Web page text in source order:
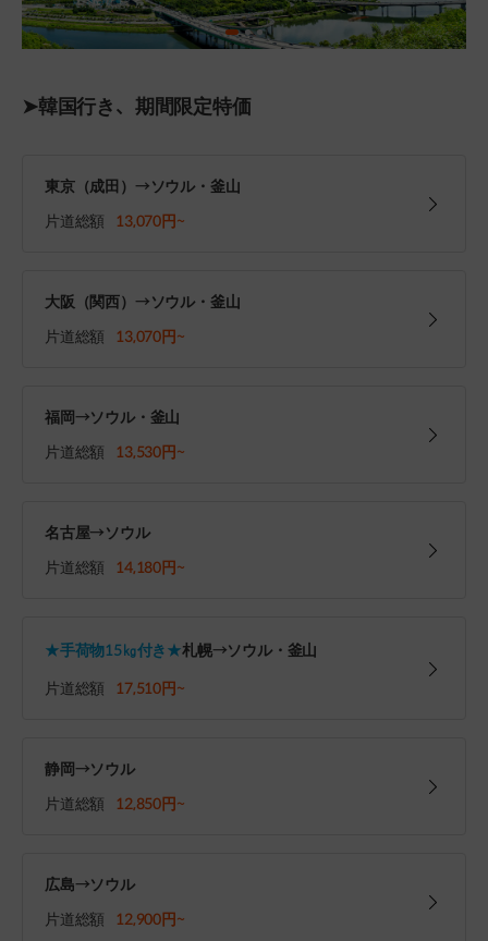
➤韓国行き、期間限定特価
東京（成田）→ソウル・釜山
片道総額
13,070円~
大阪（関西）→ソウル・釜山
片道総額
13,070円~
福岡→ソウル・釜山
片道総額
13,530円~
名古屋→ソウル
片道総額
14,180円~
★手荷物15㎏付き★札幌→ソウル・釜山
片道総額
17,510円~
静岡→ソウル
片道総額
12,850円~
広島→ソウル
片道総額
12,900円~